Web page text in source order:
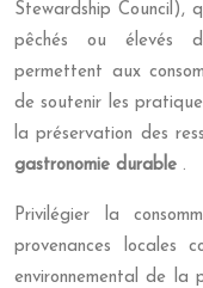
Stewardship Council),
pêchés ou élevés
permettent aux
de soutenir les
la préservation des
gastronomie durable .
Privilégier la
provenances locales
environnemental de la